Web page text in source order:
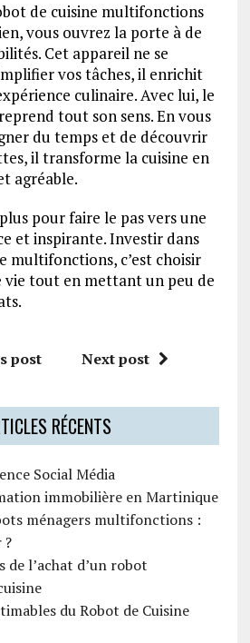
de cuisine multifonctions
vous ouvrez la porte à de
Cet appareil ne se
vos tâches, il enrichit
culinaire. Avec lui, le
tout son sens. En vous
du temps et de découvrir
il transforme la cuisine en
agréable.
pour faire le pas vers une
et inspirante. Investir dans
multifonctions, c’est choisir
tout en mettant un peu de
post Next post
RÉCENTS
Social Média
immobilière en Martinique
ménagers multifonctions :
?
l’achat d’un robot
du Robot de Cuisine